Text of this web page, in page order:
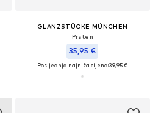
GLANZSTÜCKE MÜNCHEN
Prsten
35,95 €
Posljednja najniža cijena:39,95 €